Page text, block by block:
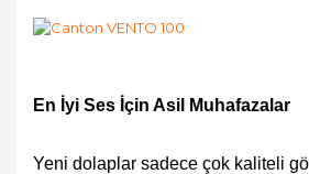
En İyi Ses İçin Asil Muhafazalar
Yeni dolaplar sadece çok kaliteli